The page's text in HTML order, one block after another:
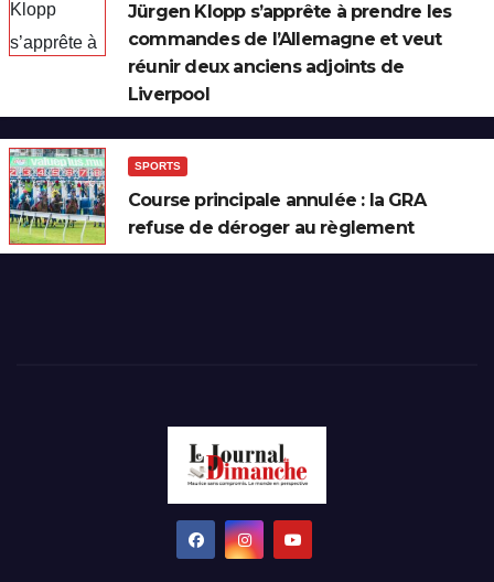
Jürgen Klopp s’apprête à prendre les
commandes de l’Allemagne et veut
réunir deux anciens adjoints de
Liverpool
SPORTS
Course principale annulée : la GRA
refuse de déroger au règlement